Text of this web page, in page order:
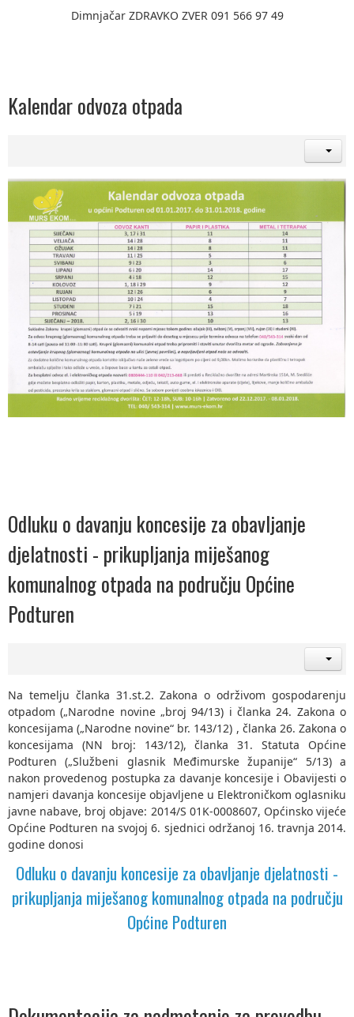
Dimnjačar ZDRAVKO ZVER 091 566 97 49
Kalendar odvoza otpada
Odluku o davanju koncesije za obavljanje
djelatnosti - prikupljanja miješanog
komunalnog otpada na području Općine
Podturen
Na temelju članka 31.st.2. Zakona o održivom gospodarenju
otpadom („Narodne novine „broj 94/13) i članka 24. Zakona o
koncesijama („Narodne novine“ br. 143/12) , članka 26. Zakona o
koncesijama (NN broj: 143/12), članka 31. Statuta Općine
Podturen („Službeni glasnik Međimurske županije“ 5/13) a
nakon provedenog postupka za davanje koncesije i Obavijesti o
namjeri davanja koncesije objavljene u Elektroničkom oglasniku
javne nabave, broj objave: 2014/S 01K-0008607, Općinsko vijeće
Općine Podturen na svojoj 6. sjednici održanoj 16. travnja 2014.
godine donosi
Odluku o davanju koncesije za obavljanje djelatnosti -
prikupljanja miješanog komunalnog otpada na području
Općine Podturen